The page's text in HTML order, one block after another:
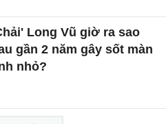
Long Vũ giờ ra sao
gần 2 năm gây sốt màn
nhỏ?